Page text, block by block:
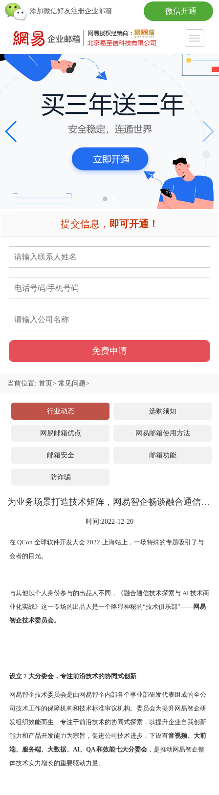
添加微信好友注册企业邮箱 +微信开通
Toggle
提交信息， 即可开通！
免费申请
当前位置: 首页> 常见问题>
行业动态 选购须知
网易邮箱优点 网易邮箱使用方法
邮箱安全 邮箱功能
防诈骗
为业务场景打造技术矩阵，网易智企畅谈融合通信与 AI 商业化最佳实践
时间:2022-12-20
在 QCon 全球软件开发大会 2022·上海站上，一场特殊的专题吸引了与
会者的目光。
与其他以个人身份参与的出品人不同，《融合通信技术探索与 AI 技术商
业化实战》这一专场的出品人是一个略显神秘的“技术俱乐部”——网易
智企技术委员会。
设立 7 大分委会，专注前沿技术的协同式创新
网易智企技术委员会是由网易智企内部各个事业部研发代表组成的全公
司技术工作的保障机构和技术标准审议机构。委员会为提升网易智企研
发组织效能而生，专注于前沿技术的协同式探索，以提升企业自我创新
能力和产品开发能力为宗旨，促进公司技术进步，下设有音视频、大前
端、服务端、大数据、AI、QA 和效能七大分委会 ，是推动网易智企整
体技术实力增长的重要驱动力量。